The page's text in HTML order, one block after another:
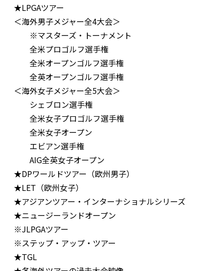
★LPGAツアー
＜海外男子メジャー全4大会＞
※マスターズ・トーナメント
全米プロゴルフ選手権
全米オープンゴルフ選手権
全英オープンゴルフ選手権
＜海外女子メジャー全5大会＞
シェブロン選手権
全米女子プロゴルフ選手権
全米女子オープン
エビアン選手権
AIG全英女子オープン
★DPワールドツアー（欧州男子）
★LET（欧州女子）
★アジアンツアー・インターナショナルシリーズ
★ニュージーランドオープン
※JLPGAツアー
※ステップ・アップ・ツアー
★TGL